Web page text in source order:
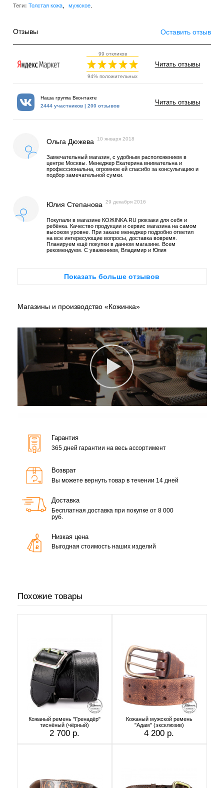
Теги: Толстая кожа, мужское.
Отзывы Оставить отзыв
99 откликов
94% положительных
Читать отзывы
Наша группа Вконтакте
2444 участников | 200 отзывов
Читать отзывы
Ольга Дюжева 10 января 2018
Замечательный магазин, с удобным расположением в
центре Москвы. Менеджер Екатерина внимательна и
профессиональна, огромное ей спасибо за консультацию и
подбор замечательной сумки.
Юлия Степанова 29 декабря 2016
Покупали в магазине КОЖINKA.RU рюкзаки для себя и
ребёнка. Качество продукции и сервис магазина на самом
высоком уровне. При заказе менеджер подробно ответил
на все интересующие вопросы, доставка вовремя.
Планируем ещё покупки в данном магазине. Всем
рекомендуем. С уважением, Владимир и Юлия
Показать больше отзывов
Магазины и производство «Кожинка»
Гарантия
365 дней гарантии на весь ассортимент
Возврат
Вы можете вернуть товар в течении 14 дней
Доставка
Бесплатная доставка при покупке от 8 000
руб.
Низкая цена
Выгодная стоимость наших изделий
Похожие товары
Кожаный ремень "Гренадёр"
тиснёный (чёрный)
2 700 р.
Кожаный мужской ремень
"Адам" (эксклюзив)
4 200 р.